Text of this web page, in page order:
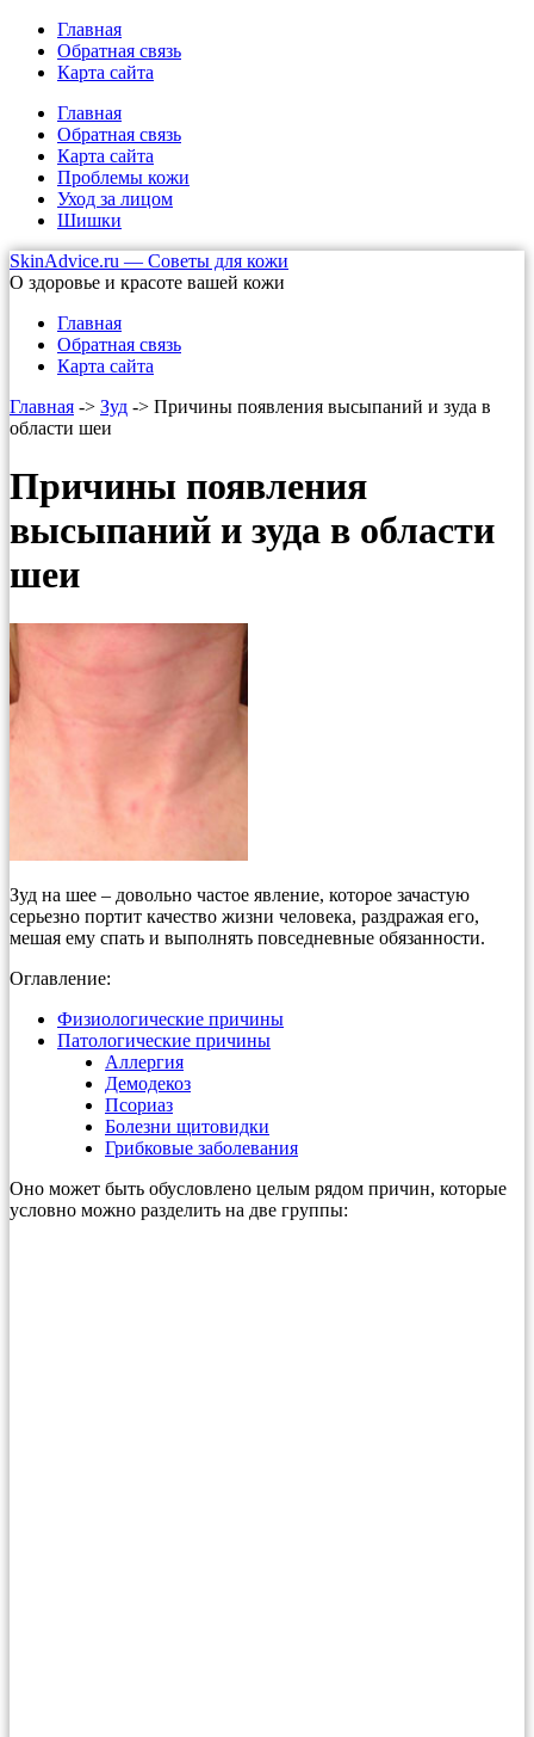
Главная
Обратная связь
Карта сайта
Главная
Обратная связь
Карта сайта
Проблемы кожи
Уход за лицом
Шишки
SkinAdvice.ru — Советы для кожи
О здоровье и красоте вашей кожи
Главная
Обратная связь
Карта сайта
Главная -> Зуд -> Причины появления высыпаний и зуда в
области шеи
Причины появления
высыпаний и зуда в области
шеи
Зуд на шее – довольно частое явление, которое зачастую
серьезно портит качество жизни человека, раздражая его,
мешая ему спать и выполнять повседневные обязанности.
Оглавление:
Физиологические причины
Патологические причины
Аллергия
Демодекоз
Псориаз
Болезни щитовидки
Грибковые заболевания
Оно может быть обусловлено целым рядом причин, которые
условно можно разделить на две группы: